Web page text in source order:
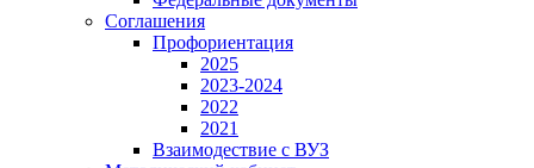
Соглашения
Профориентация
2025
2023-2024
2022
2021
Взаимодествие с ВУЗ